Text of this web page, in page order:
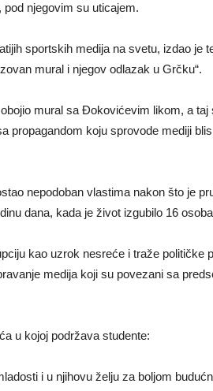
njegovim su uticajem.
sportskih medija na svetu, izdao je
mural i njegov odlazak u Grčku“.
mural sa Đokovićevim likom, a
propagandom koju sprovode mediji
nepodoban vlastima nakon što je
dana, kada je život izgubilo 16
kao uzrok nesreće i traže političke
medija koji su povezani sa
u kojoj podržava studente:
i u njihovu želju za boljom